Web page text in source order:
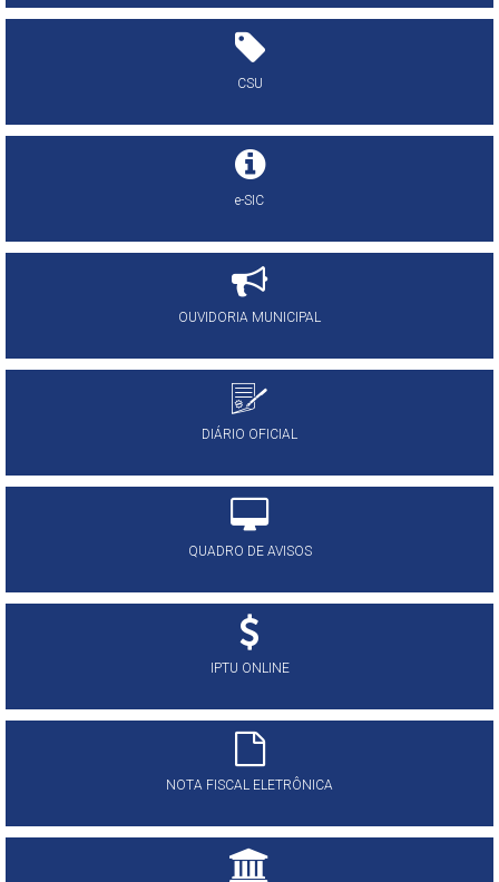
CSU
e-SIC
OUVIDORIA MUNICIPAL
DIÁRIO OFICIAL
QUADRO DE AVISOS
IPTU ONLINE
NOTA FISCAL ELETRÔNICA